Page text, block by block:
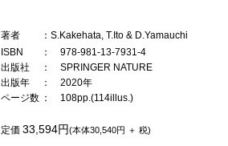
著者
：S.Kakehata, T.Ito & D.Yamauchi
ISBN
： 978-981-13-7931-4
出版社
： SPRINGER NATURE
出版年
： 2020年
ページ数 ： 108pp.(114illus.)
定価 33,594円(本体30,540円 ＋ 税)